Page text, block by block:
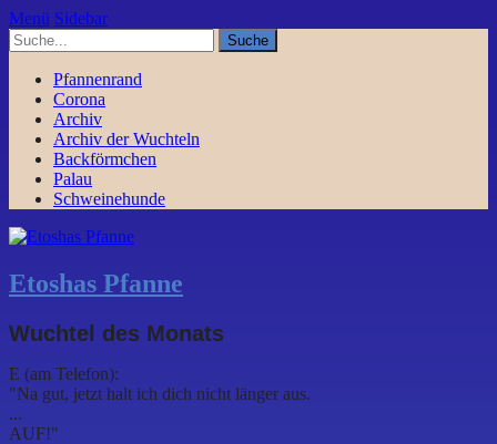
Menü Sidebar
Pfannenrand
Corona
Archiv
Archiv der Wuchteln
Backförmchen
Palau
Schweinehunde
Etoshas Pfanne
Wuchtel des Monats
E (am Telefon):
"Na gut, jetzt halt ich dich nicht länger aus.
...
AUF!"